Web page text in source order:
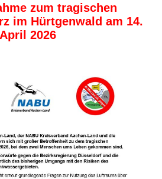
zum tragischen
im Hürtgenwald am 14.
April 2026